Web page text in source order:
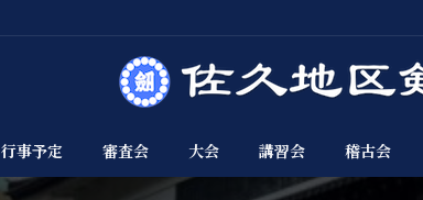
行事予定 審査会 大会 講習会 稽古会